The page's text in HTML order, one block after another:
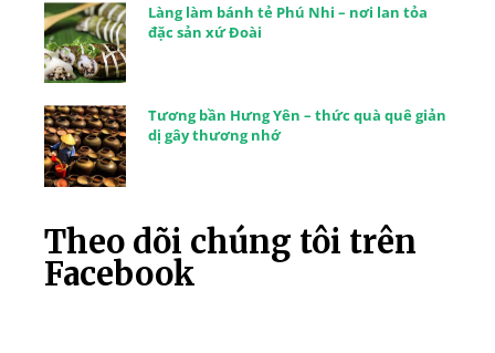
Làng làm bánh tẻ Phú Nhi – nơi lan tỏa
đặc sản xứ Đoài
Tương bần Hưng Yên – thức quà quê giản
dị gây thương nhớ
Theo dõi chúng tôi trên
Facebook